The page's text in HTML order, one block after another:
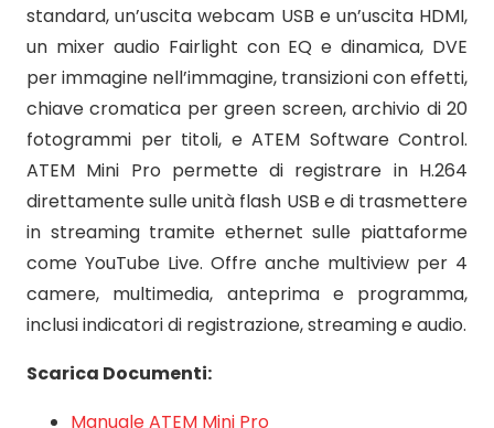
standard, un’uscita webcam USB e un’uscita HDMI,
un mixer audio Fairlight con EQ e dinamica, DVE
per immagine nell’immagine, transizioni con effetti,
chiave cromatica per green screen, archivio di 20
fotogrammi per titoli, e ATEM Software Control.
ATEM Mini Pro permette di registrare in H.264
direttamente sulle unità flash USB e di trasmettere
in streaming tramite ethernet sulle piattaforme
come YouTube Live. Offre anche multiview per 4
camere, multimedia, anteprima e programma,
inclusi indicatori di registrazione, streaming e audio.
Scarica Documenti:
Manuale ATEM Mini Pro